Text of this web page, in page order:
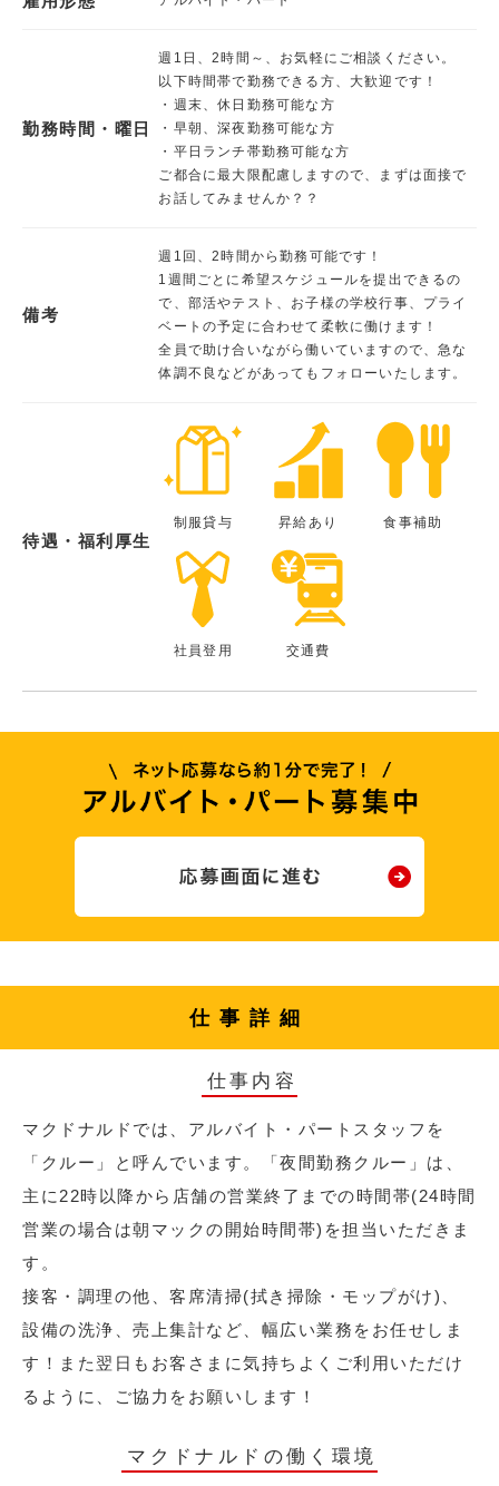
勤務時間・曜日
週1日、2時間～、お気軽にご相談ください。
以下時間帯で勤務できる方、大歓迎です！
・週末、休日勤務可能な方
・早朝、深夜勤務可能な方
・平日ランチ帯勤務可能な方
ご都合に最大限配慮しますので、まずは面接で
お話してみませんか？？
備考
週1回、2時間から勤務可能です！
1週間ごとに希望スケジュールを提出できるの
で、部活やテスト、お子様の学校行事、プライ
ベートの予定に合わせて柔軟に働けます！
全員で助け合いながら働いていますので、急な
体調不良などがあってもフォローいたします。
待遇・福利厚生
制服貸与 昇給あり 食事補助
社員登用 交通費
仕事詳細
仕事内容
マクドナルドでは、アルバイト・パートスタッフを
「クルー」と呼んでいます。「夜間勤務クルー」は、
主に22時以降から店舗の営業終了までの時間帯(24時間
営業の場合は朝マックの開始時間帯)を担当いただきま
す。
接客・調理の他、客席清掃(拭き掃除・モップがけ)、
設備の洗浄、売上集計など、幅広い業務をお任せしま
す！また翌日もお客さまに気持ちよくご利用いただけ
るように、ご協力をお願いします！
マクドナルドの働く環境